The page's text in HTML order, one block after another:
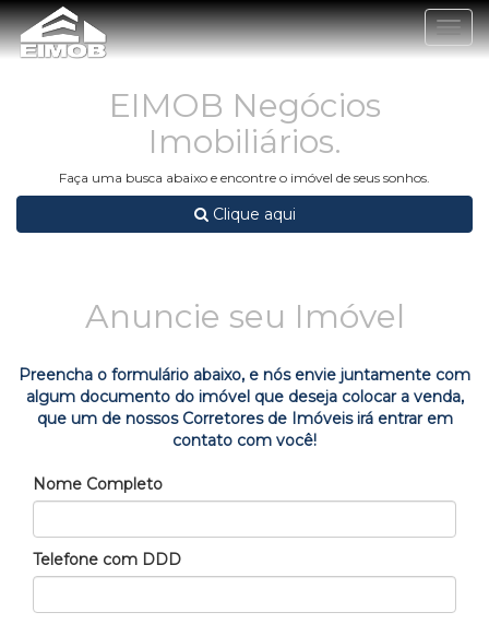
EIMOB Negócios
Imobiliários.
Faça uma busca abaixo e encontre o imóvel de seus sonhos.
Clique aqui
Anuncie seu Imóvel
Preencha o formulário abaixo, e nós envie juntamente com
algum documento do imóvel que deseja colocar a venda,
que um de nossos Corretores de Imóveis irá entrar em
contato com você!
Nome Completo
Telefone com DDD